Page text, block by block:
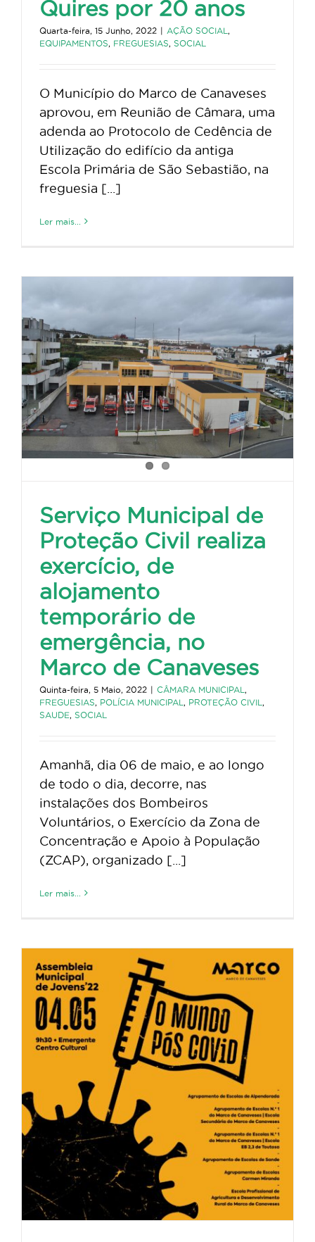
Quires por 20 anos
Quarta-feira, 15 Junho, 2022 | AÇÃO SOCIAL ,
EQUIPAMENTOS, FREGUESIAS, SOCIAL
O Município do Marco de Canaveses
aprovou, em Reunião de Câmara, uma
adenda ao Protocolo de Cedência de
Utilização do edifício da antiga
Escola Primária de São Sebastião, na
freguesia [...]
Ler mais...
Serviço Municipal de
Proteção Civil realiza
exercício, de
alojamento
temporário de
emergência, no
Marco de Canaveses
Quinta-feira, 5 Maio, 2022 | CÂMARA MUNICIPAL ,
FREGUESIAS, POLÍCIA MUNICIPAL , PROTEÇÃO CIVIL ,
SAUDE, SOCIAL
Amanhã, dia 06 de maio, e ao longo
de todo o dia, decorre, nas
instalações dos Bombeiros
Voluntários, o Exercício da Zona de
Concentração e Apoio à População
(ZCAP), organizado [...]
Ler mais...